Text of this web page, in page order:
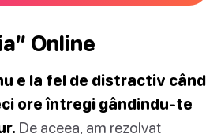
Online
e la fel de distractiv când
ore întregi gândindu-te
De aceea, am rezolvat